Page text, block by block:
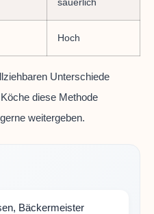
säuerlich
Hoch
Unterschiede
diese Methode
weitergeben.
Bäckermeister